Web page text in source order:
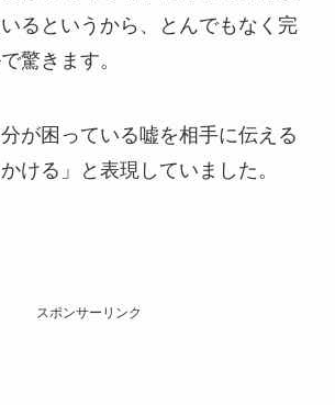
るというから、とんでもなく完
驚きます。
が困っている嘘を相手に伝える
ける」と表現していました。
スポンサーリンク